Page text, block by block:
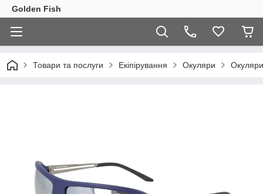
Golden Fish
Товари та послуги Екіпірування Окуляри